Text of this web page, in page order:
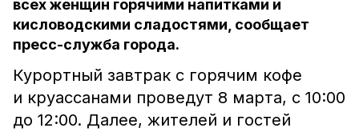
всех женщин горячими напитками и
кисловодскими сладостями, сообщает
пресс-служба города.
Курортный завтрак с горячим кофе
и круассанами проведут 8 марта, с 10:00
до 12:00. Далее, жителей и гостей